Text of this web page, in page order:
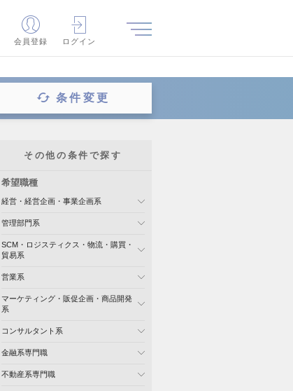
会員登録 ログイン
条件変更
その他の条件で探す
希望職種
経営・経営企画・事業企画系
管理部門系
SCM・ロジスティクス・物流・購買・
貿易系
営業系
マーケティング・販促企画・商品開発
系
コンサルタント系
金融系専門職
不動産系専門職